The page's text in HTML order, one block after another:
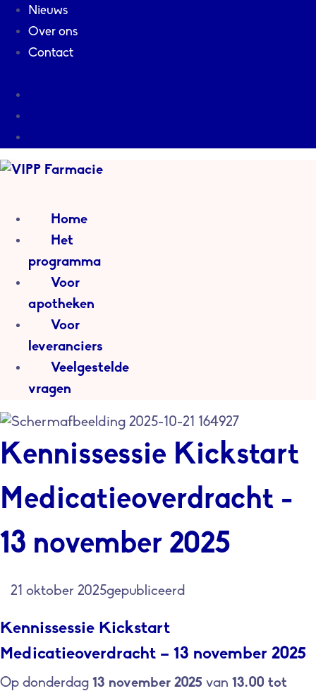
Nieuws
Over ons
Contact
Home
Het
programma
Voor
apotheken
Voor
leveranciers
Veelgestelde
vragen
Kennissessie Kickstart
Medicatieoverdracht -
13 november 2025
21 oktober 2025gepubliceerd
Kennissessie Kickstart
Medicatieoverdracht – 13 november 2025
Op donderdag 13 november 2025 van 13.00 tot